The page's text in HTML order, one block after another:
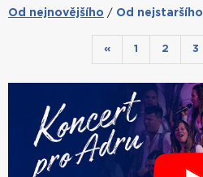
Od nejnovějšího / Od nejstaršího
« 1 2 3